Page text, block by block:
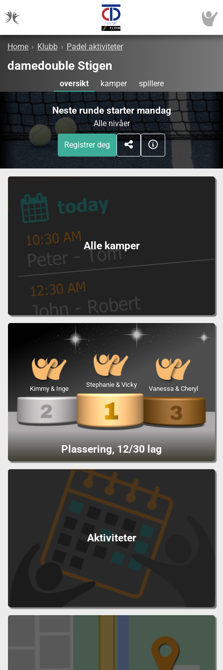
Home › Klubb › Padel aktiviteter
damedouble Stigen
oversikt kamper spillere
Neste runde starter mandag
Alle nivåer
Registrer deg
Alle kamper
Plassering, 12/30 lag
Stephanie & Vicky
Kimmy & Inge Vanessa & Cheryl
Aktiviteter